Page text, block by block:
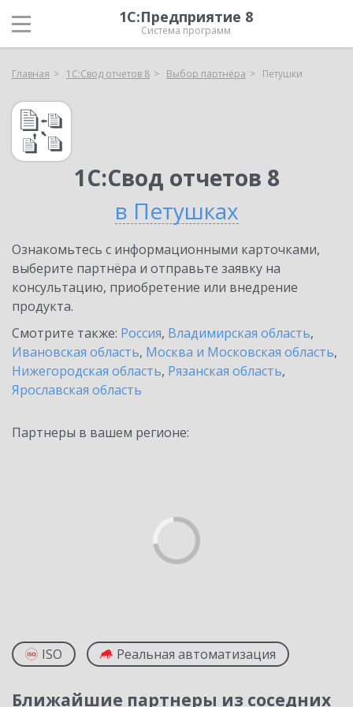
1С:Предприятие 8
Система программ
Главная 1С:Свод отчетов 8 Выбор партнёра Петушки
1С:Свод отчетов 8
в Петушках
Ознакомьтесь с информационными карточками,
выберите партнёра и отправьте заявку на
консультацию, приобретение или внедрение
продукта.
Смотрите также: Россия, Владимирская область,
Ивановская область, Москва и Московская область,
Нижегородская область, Рязанская область,
Ярославская область
Партнеры в вашем регионе:
ISO Реальная автоматизация
Ближайшие партнеры из соседних